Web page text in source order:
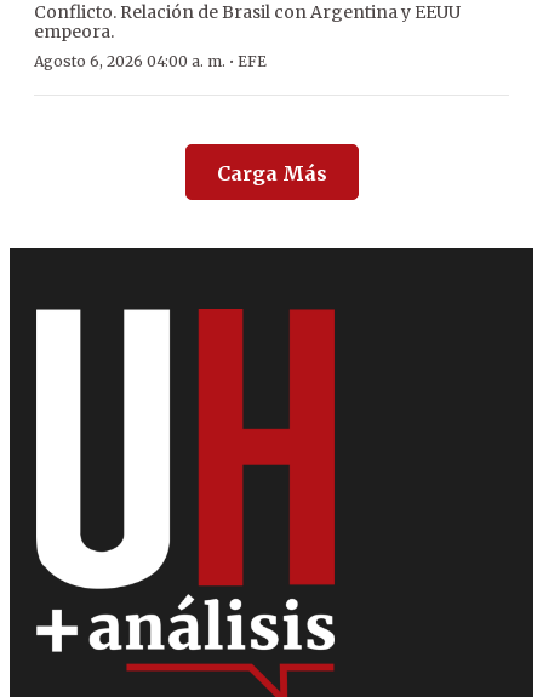
Conflicto. Relación de Brasil con Argentina y EEUU
empeora.
Agosto 6, 2026 04:00 a. m. · EFE
Carga Más